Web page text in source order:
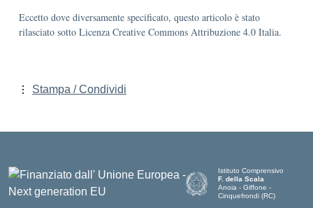
Eccetto dove diversamente specificato, questo articolo è stato
rilasciato sotto Licenza Creative Commons Attribuzione 4.0 Italia.
Stampa / Condividi
Istituto Comprensivo
F. della Scala
Anoia - Giffone -
Cinquefrondi (RC)